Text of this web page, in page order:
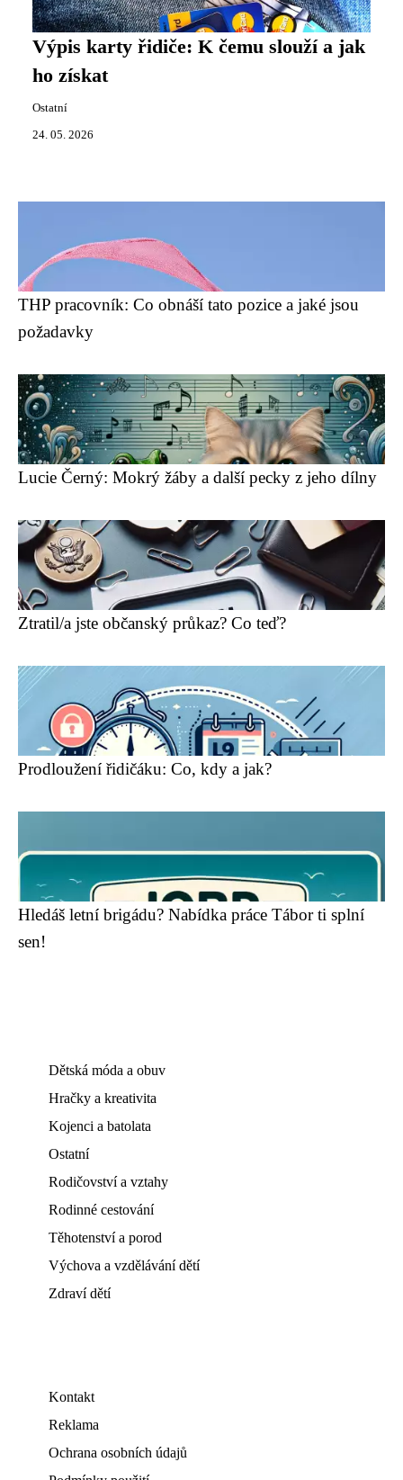
Výpis karty řidiče: K čemu slouží a jak
ho získat
Ostatní
24. 05. 2026
THP pracovník: Co obnáší tato pozice a jaké jsou
požadavky
Lucie Černý: Mokrý žáby a další pecky z jeho dílny
Ztratil/a jste občanský průkaz? Co teď?
Prodloužení řidičáku: Co, kdy a jak?
Hledáš letní brigádu? Nabídka práce Tábor ti splní
sen!
Dětská móda a obuv
Hračky a kreativita
Kojenci a batolata
Ostatní
Rodičovství a vztahy
Rodinné cestování
Těhotenství a porod
Výchova a vzdělávání dětí
Zdraví dětí
Kontakt
Reklama
Ochrana osobních údajů